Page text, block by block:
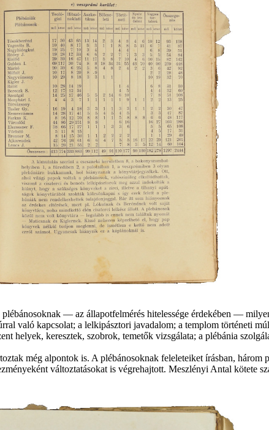
— az állapotfelmérés hitelessége érdekében —
való kapcsolat; a lelkipásztori javadalom; a templom történeti
helyek, keresztek, szobrok, temetők vizsgálata; a plébánia
még alpontok is. A plébánosoknak feleleteiket írásban,
változtatásokat is végrehajtott. Meszlényi Antal kötete